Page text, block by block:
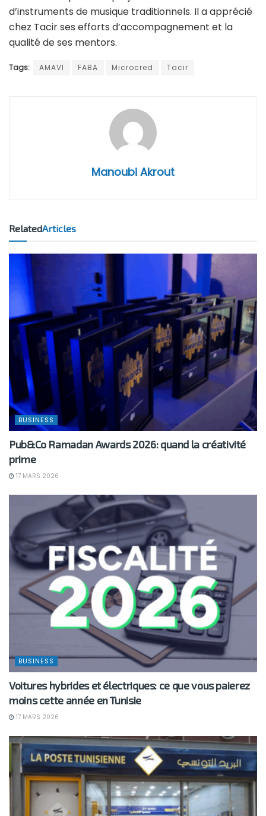
d’instruments de musique traditionnels. Il a apprécié
chez Tacir ses efforts d’accompagnement et la
qualité de ses mentors.
Tags: AMAVI FABA Microcred Tacir
Manoubi Akrout
RelatedArticles
BUSINESS
Pub&Co Ramadan Awards 2026: quand la créativité
prime
17 MARS 2026
BUSINESS
Voitures hybrides et électriques: ce que vous paierez
moins cette année en Tunisie
17 MARS 2026